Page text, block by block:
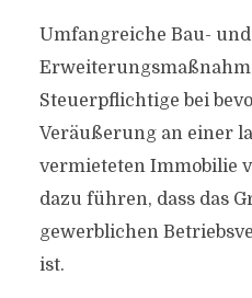
Umfangreiche Bau- und
Steuerpflichtige bei
Veräußerung an einer
vermieteten Immobilie
dazu führen, dass das
gewerblichen
ist.